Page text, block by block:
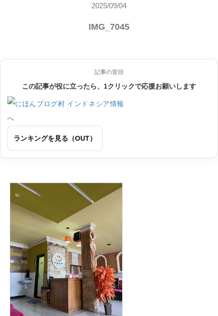
2025/09/04
IMG_7045
記事の冒頭
この記事が役に立ったら、1クリックで応援お願いします
ランキングを見る（OUT）